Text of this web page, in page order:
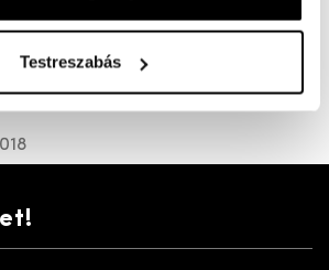
Testreszabás
strandra, nyaraláshoz. Nem csak
papucs, harántemelővel és
ellátott Felsőrésze áll.tható.